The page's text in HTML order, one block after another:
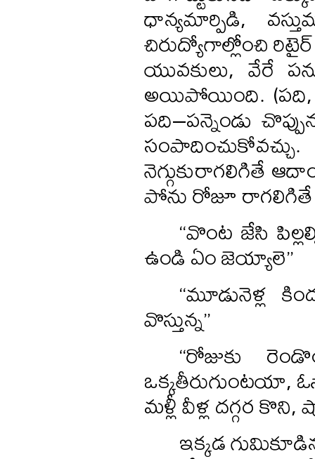
ధాన్యమార్పిడి,
చిరుద్యోగాల్లోంచి
యువకులు, వేరే
అయిపోయింది. (పది,
పది–పన్నెండు
నెగ్గుకురాగలిగితే
పోను రోజూ రాగలిగితే
‘‘వొంట జేసి
ఉండి ఏం జెయ్యాలె’’
‘‘మూడునెళ్ల
వొస్తున్న’’
‘‘రోజుకు
ఒక్కతీరుగుంటయా,
మళ్లీ వీళ్ల దగ్గర
ఇక్కడ